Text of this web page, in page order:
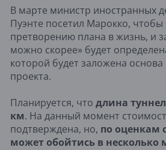
В марте министр иностранных
Пуэнте посетил Марокко, чтобы
претворению плана в жизнь, и
можно скорее» будет
которой будет заложена
проекта.
Планируется, что длина
км. На данный момент
подтверждена, но, по оценкам
может обойтись в несколько